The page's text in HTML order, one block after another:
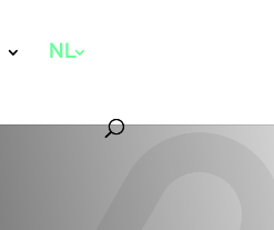
NL